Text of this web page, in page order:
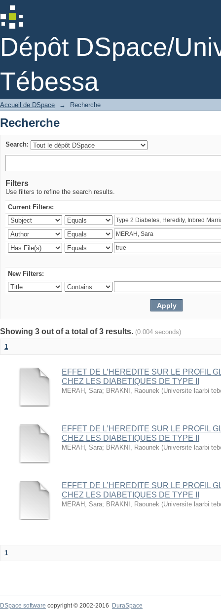
Dépôt DSpace/
Tébessa
Recherche
Accueil de DSpace → Recherche
Recherche
Search:
Filters
Use filters to refine the search results.
Current Filters:
New Filters:
Showing 3 out of a total of 3 results. (0.004 seconds)
1
EFFET DE L’HEREDITE SUR LE PROFIL
CHEZ LES DIABETIQUES DE TYPE II
MERAH, Sara; BRAKNI, Raounek (Universite laarbi
EFFET DE L’HEREDITE SUR LE PROFIL
CHEZ LES DIABETIQUES DE TYPE II
MERAH, Sara; BRAKNI, Raounek (Universite laarbi
EFFET DE L’HEREDITE SUR LE PROFIL
CHEZ LES DIABETIQUES DE TYPE II
MERAH, Sara; BRAKNI, Raounek (Universite laarbi
1
DSpace software copyright © 2002-2016
DuraSpace